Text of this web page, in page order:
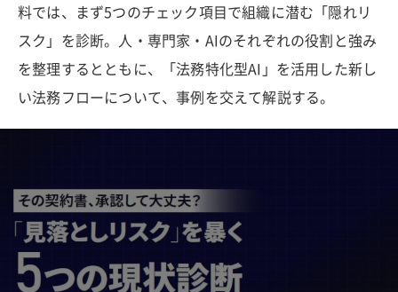
料では、まず5つのチェック項目で組織に潜む「隠れリ
スク」を診断。人・専門家・AIのそれぞれの役割と強み
を整理するとともに、「法務特化型AI」を活用した新し
い法務フローについて、事例を交えて解説する。